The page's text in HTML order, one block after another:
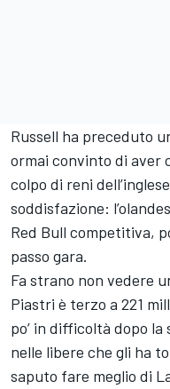
Russell ha preceduto
ormai convinto di aver
colpo di reni
soddisfazione:
Red Bull competitiva,
passo gara.
Fa strano non vedere
Piastri è terzo a 221
po’ in difficoltà dopo la
nelle libere che gli ha
saputo fare meglio di